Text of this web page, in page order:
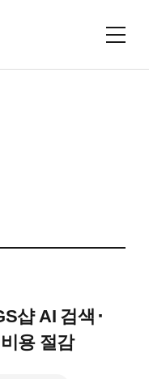
샵 AI 검색⬝
용 절감